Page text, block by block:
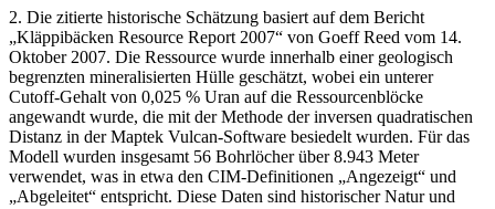
2. Die zitierte historische Schätzung basiert auf dem Bericht
„Kläppibäcken Resource Report 2007“ von Goeff Reed vom 14.
Oktober 2007. Die Ressource wurde innerhalb einer geologisch
begrenzten mineralisierten Hülle geschätzt, wobei ein unterer
Cutoff-Gehalt von 0,025 % Uran auf die Ressourcenblöcke
angewandt wurde, die mit der Methode der inversen quadratischen
Distanz in der Maptek Vulcan-Software besiedelt wurden. Für das
Modell wurden insgesamt 56 Bohrlöcher über 8.943 Meter
verwendet, was in etwa den CIM-Definitionen „Angezeigt“ und
„Abgeleitet“ entspricht. Diese Daten sind historischer Natur und